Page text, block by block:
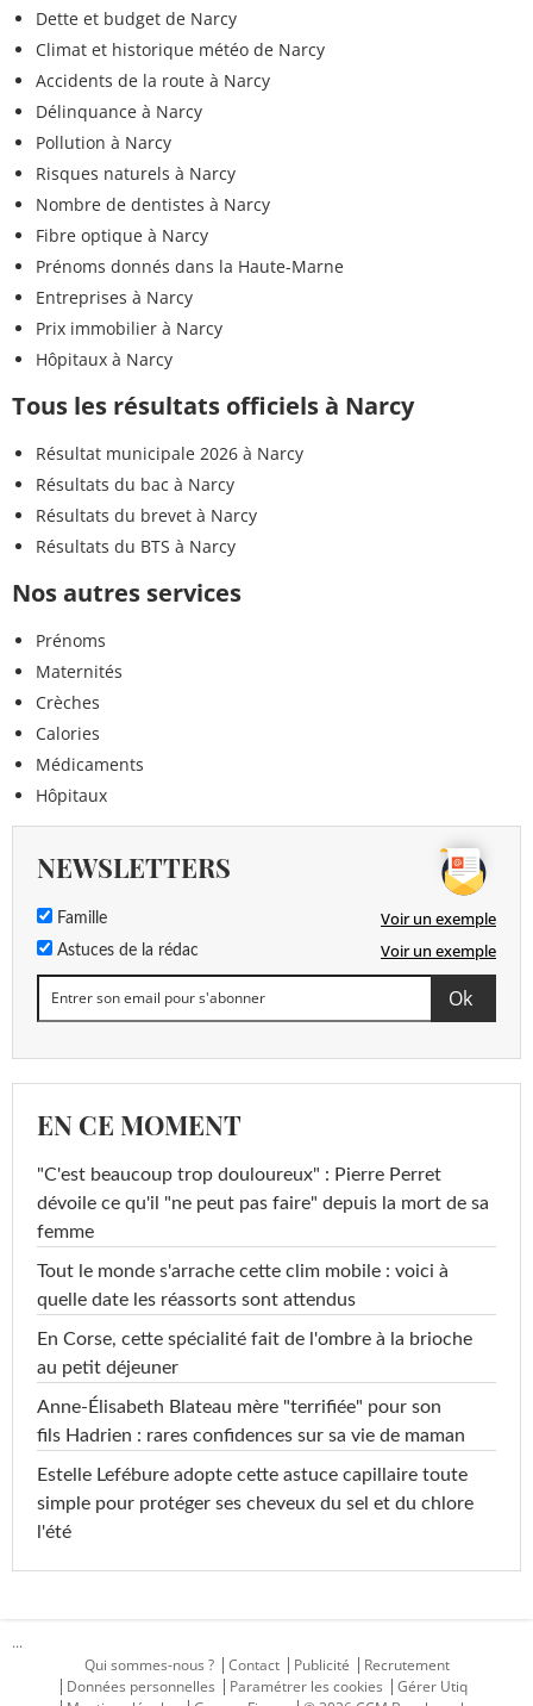
Dette et budget de Narcy
Climat et historique météo de Narcy
Accidents de la route à Narcy
Délinquance à Narcy
Pollution à Narcy
Risques naturels à Narcy
Nombre de dentistes à Narcy
Fibre optique à Narcy
Prénoms donnés dans la Haute-Marne
Entreprises à Narcy
Prix immobilier à Narcy
Hôpitaux à Narcy
Tous les résultats officiels à Narcy
Résultat municipale 2026 à Narcy
Résultats du bac à Narcy
Résultats du brevet à Narcy
Résultats du BTS à Narcy
Nos autres services
Prénoms
Maternités
Crèches
Calories
Médicaments
Hôpitaux
NEWSLETTERS
Famille Voir un exemple
Astuces de la rédac Voir un exemple
EN CE MOMENT
"C'est beaucoup trop douloureux" : Pierre Perret
dévoile ce qu'il "ne peut pas faire" depuis la mort de sa
femme
Tout le monde s'arrache cette clim mobile : voici à
quelle date les réassorts sont attendus
En Corse, cette spécialité fait de l'ombre à la brioche
au petit déjeuner
Anne-Élisabeth Blateau mère "terrifiée" pour son
fils Hadrien : rares confidences sur sa vie de maman
Estelle Lefébure adopte cette astuce capillaire toute
simple pour protéger ses cheveux du sel et du chlore
l'été
...
Qui sommes-nous ?
Contact Publicité
Recrutement
Données personnelles
Paramétrer les cookies
Gérer Utiq